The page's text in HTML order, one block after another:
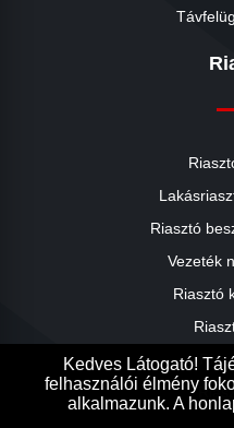
Riasztó
Vezeték
Riasztó
Kedves Látogató!
felhasználói élmény
alkalmazunk. A